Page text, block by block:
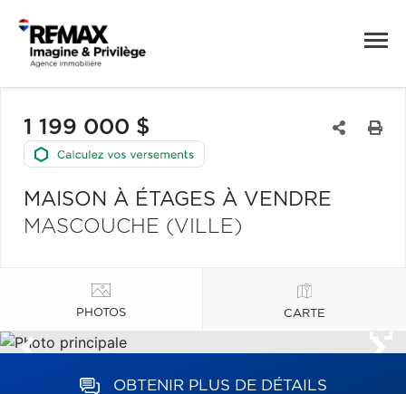
1 199 000 $
MAISON À ÉTAGES À VENDRE
MASCOUCHE (VILLE)
PHOTOS CARTE
OBTENIR PLUS DE DÉTAILS